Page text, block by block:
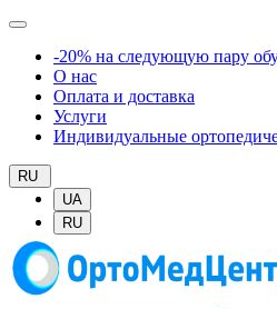
-20% на следующую пару
О нас
Оплата и доставка
Услуги
Индивидуальные
RU
UA
RU